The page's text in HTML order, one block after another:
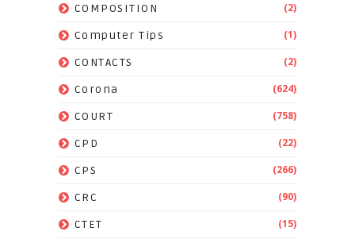
COMPOSITION (2)
Computer Tips (1)
CONTACTS (2)
Corona (624)
COURT (758)
CPD (22)
CPS (266)
CRC (90)
CTET (15)